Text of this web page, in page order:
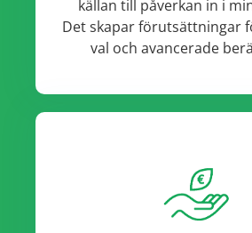
källan till påverkan in i
Det skapar förutsättningar
val och avancerade